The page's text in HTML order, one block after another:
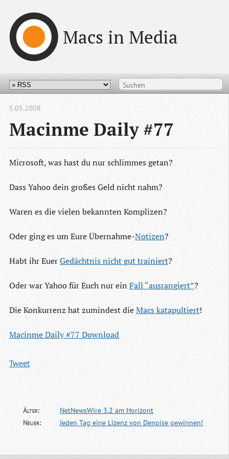
Macs in Media
Macinme Daily #77
5.05.2008
Microsoft, was hast du nur schlimmes getan?
Dass Yahoo dein großes Geld nicht nahm?
Waren es die vielen bekannten Komplizen?
Oder ging es um Eure Übernahme-Notizen?
Habt ihr EuerGedächtnis nicht gut trainiert?
Oder war Yahoo für Euch nur ein Fall “ausrangiert”?
Die Konkurrenz hat zumindest dieMacs katapultiert!
Macinme Daily #77 Download
Tweet
Älter:
NetNewsWire 3.2 am Horizont
Neuer:
Jeden Tag eine Lizenz von Denoise gewinnen!